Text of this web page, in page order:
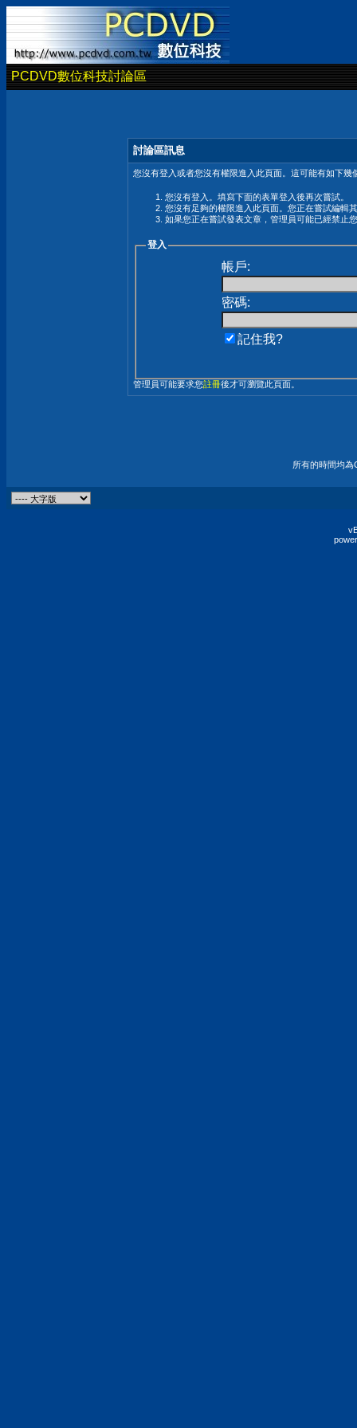
PCDVD數位科技討論區
討論區訊息
您沒有登入或者您沒有權限進入此頁面。這可能有如下幾
您沒有登入。填寫下面的表單登入後再次嘗試。
您沒有足夠的權限進入此頁面。您正在嘗試編輯
如果您正在嘗試發表文章，管理員可能已經禁止
登入
帳戶:
密碼:
記住我?
管理員可能要求您註冊後才可瀏覽此頁面。
所有的時間均為